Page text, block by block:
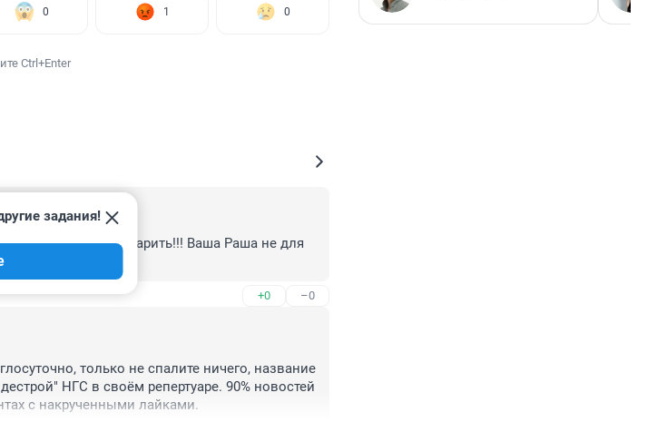
0 1 0
Ctrl+Enter
так и будут жарить!!! Ваша Раша не для
+0 –0
задания!
только не спалите ничего, название
НГС в своём репертуаре. 90% новостей
с накрученными лайками.